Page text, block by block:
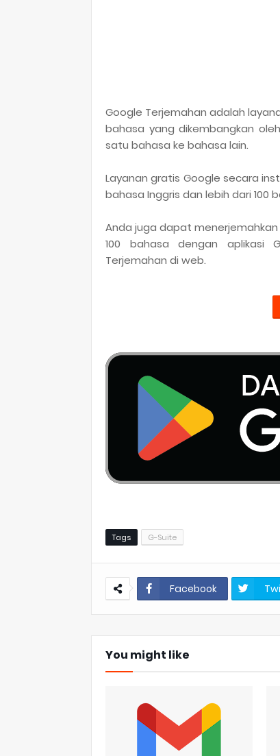
Google Terjemahan adalah
bahasa yang dikembangkan
satu bahasa ke bahasa lain.
Layanan gratis Google secara
bahasa Inggris dan lebih dari 100
Anda juga dapat
100 bahasa dengan aplikasi
Terjemahan di web.
Tags G-Suite
Facebook
You might like